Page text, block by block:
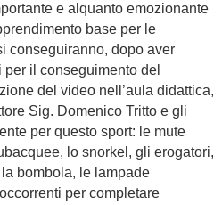
e alquanto emozionante
base per le
conseguiranno, dopo aver
il conseguimento del
del video nell’aula didattica,
Sig. Domenico Tritto e gli
per questo sport: le mute
lo snorkel, gli erogatori,
bombola, le lampade
per completare